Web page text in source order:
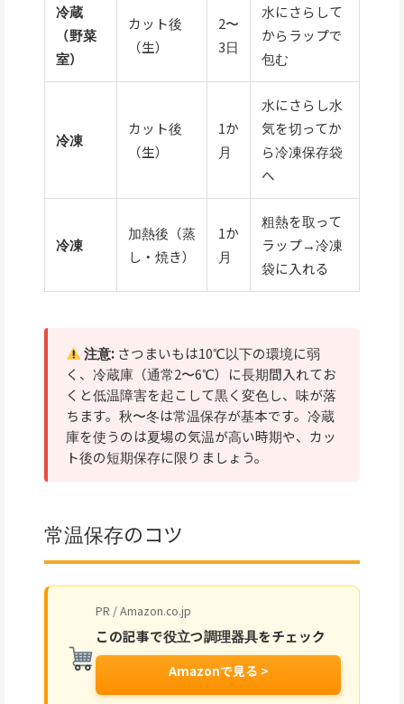
冷蔵
（野菜
室）
カット後
（生）
2〜
3日
水にさらして
からラップで
包む
冷凍
カット後
（生）
1か
月
水にさらし水
気を切ってか
ら冷凍保存袋
へ
冷凍
加熱後（蒸
し・焼き）
1か
月
粗熱を取って
ラップ→冷凍
袋に入れる
注意:さつまいもは10℃以下の環境に弱
く、冷蔵庫（通常2〜6℃）に長期間入れてお
くと低温障害を起こして黒く変色し、味が落
ちます。秋〜冬は常温保存が基本です。冷蔵
庫を使うのは夏場の気温が高い時期や、カッ
ト後の短期保存に限りましょう。
常温保存のコツ
PR / Amazon.co.jp
この記事で役立つ調理器具をチェック
Amazonで見る >